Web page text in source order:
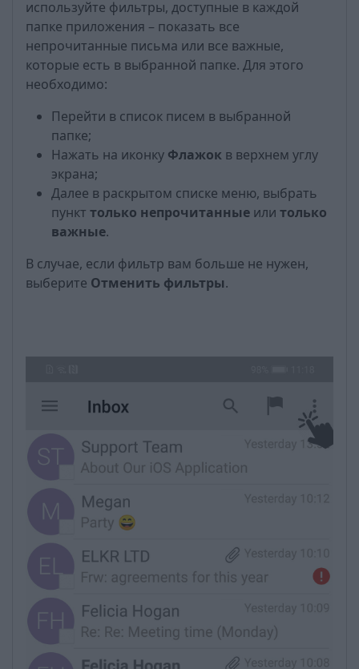
используйте фильтры, доступные в каждой
папке приложения – показать все
непрочитанные письма или все важные,
которые есть в выбранной папке. Для этого
необходимо:
Перейти в список писем в выбранной
папке;
Нажать на иконку Флажок в верхнем углу
экрана;
Далее в раскрытом списке меню, выбрать
пункт только непрочитанные или только
важные.
В случае, если фильтр вам больше не нужен,
выберите Отменить фильтры.